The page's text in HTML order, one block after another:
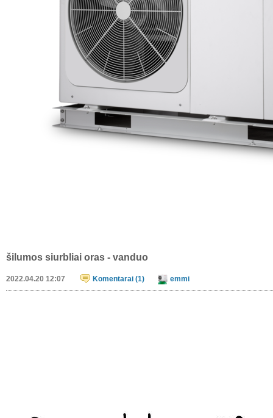
šilumos siurbliai oras - vanduo
2022.04.20 12:07 Komentarai (1) emmi